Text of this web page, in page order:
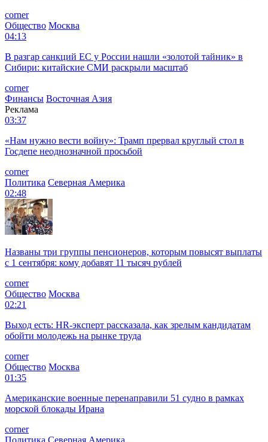
corner
Общество Москва
04:13
В разгар санкций ЕС у России нашли «золотой тайник» в
Сибири: китайские СМИ раскрыли масштаб
corner
Финансы Восточная Азия
Реклама
03:37
«Нам нужно вести войну»: Трамп прервал круглый стол в
Госдепе неоднозначной просьбой
corner
Политика Северная Америка
02:48
Названы три группы пенсионеров, которым повысят выплаты
с 1 сентября: кому добавят 11 тысяч рублей
corner
Общество Москва
02:21
Выход есть: HR-эксперт рассказала, как зрелым кандидатам
обойти молодежь на рынке труда
corner
Общество Москва
01:35
Американские военные перенаправили 51 судно в рамках
морской блокады Ирана
corner
Политика Северная Америка